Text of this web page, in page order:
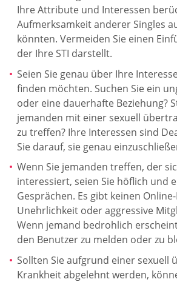
Ihre Attribute und Interessen
Aufmerksamkeit anderer Singles
könnten. Vermeiden Sie einen
der Ihre STI darstellt.
Seien Sie genau über Ihre
finden möchten. Suchen Sie ein
oder eine dauerhafte Beziehung?
jemanden mit einer sexuell
zu treffen? Ihre Interessen sind
Sie darauf, sie genau
Wenn Sie jemanden treffen, der
interessiert, seien Sie höflich und
Gesprächen. Es gibt keinen
Unehrlichkeit oder aggressive
Wenn jemand bedrohlich
den Benutzer zu melden oder zu
Sollten Sie aufgrund einer sexuell
Krankheit abgelehnt werden,